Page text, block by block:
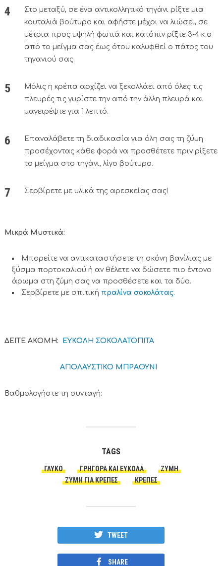
Στο μεταξύ, σε ένα αντικολλητικό τηγάνι ρίξτε μια
κουταλιά βούτυρο και αφήστε μέχρι να λιώσει, σε
μέτρια προς υψηλή φωτιά και κατόπιν ρίξτε 3-4 κ.σ
από το μείγμα σας έως ότου καλυφθεί ο πάτος του
τηγανιού σας.
Μόλις η κρέπα αρχίζει να ξεκολλάει από όλες τις
πλευρές τις γυρίστε την από την άλλη πλευρά και
μαγειρέψτε για 1 λεπτό.
Επαναλάβετε τη διαδικασία για όλη σας τη ζύμη
προσέχοντας κάθε φορά να προσθέτετε πριν ρίξετε
το μείγμα στο τηγάνι, λίγο βούτυρο.
Σερβίρετε με υλικά της αρεσκείας σας!
Μικρά Μυστικά:
Μπορείτε να αντικαταστήσετε τη σκόνη βανίλιας με
ξύσμα πορτοκαλιού ή αν θέλετε να δώσετε πιο έντονο
άρωμα στη ζύμη σας να προσθέσετε και τα δύο.
Σερβίρετε με σπιτική πραλίνα σοκολάτας.
ΔΕΙΤΕ ΑΚΟΜΗ: ΕΥΚΟΛΗ ΣΟΚΟΛΑΤΟΠΙΤΑ
ΑΠΟΛΑΥΣΤΙΚΟ ΜΠΡΑΟΥΝΙ
Βαθμολογήστε τη συνταγή:
TAGS
ΓΛΥΚΟ ΓΡΉΓΟΡΑ ΚΑΙ ΕΎΚΟΛΑ
ΖΥΜΗ
ΖΥΜΗ ΓΙΑ ΚΡΈΠΕΣ
ΚΡΈΠΕΣ
TWEET
SHARE